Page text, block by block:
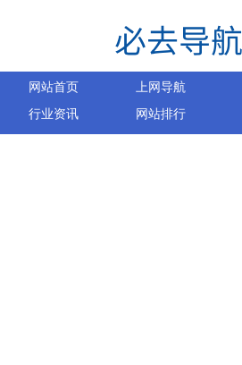
网站首页 上网导航
行业资讯
网站排行